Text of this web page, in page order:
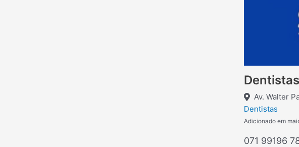
Av. Walter
Dentistas
Adicionado em
071 99196